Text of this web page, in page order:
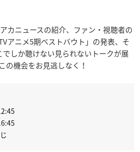
カニュースの紹介、ファン・視聴者の
アニメ5期ベストバウト」の発表、そ
でしか聴けない見られないトークが展
の機会をお見逃しなく！